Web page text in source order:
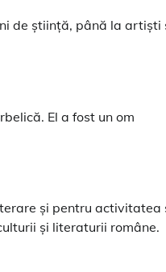
de știință, până la artiști
El a fost un om
și pentru activitatea
și literaturii române.